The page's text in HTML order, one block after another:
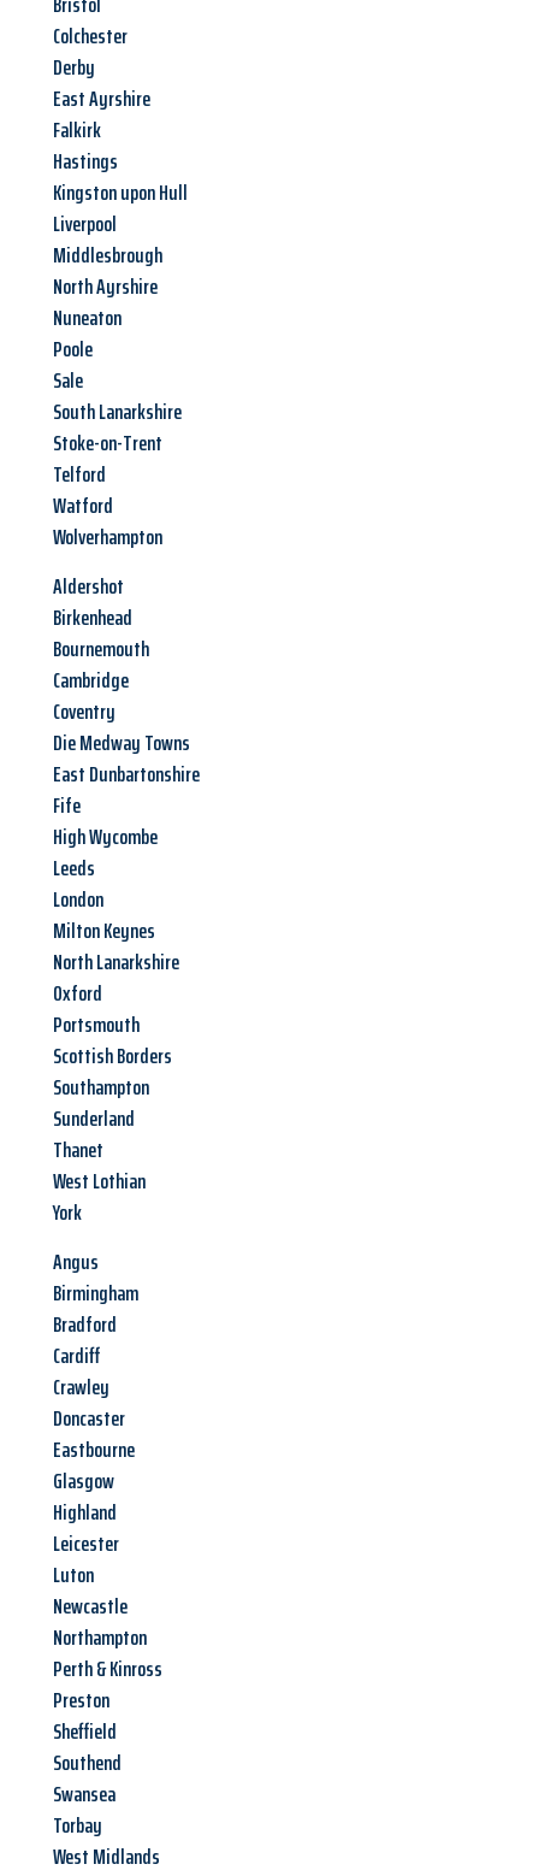
Colchester
Derby
East Ayrshire
Falkirk
Hastings
Kingston upon Hull
Liverpool
Middlesbrough
North Ayrshire
Nuneaton
Poole
Sale
South Lanarkshire
Stoke-on-Trent
Telford
Watford
Wolverhampton
Aldershot
Birkenhead
Bournemouth
Cambridge
Coventry
Die Medway Towns
East Dunbartonshire
Fife
High Wycombe
Leeds
London
Milton Keynes
North Lanarkshire
Oxford
Portsmouth
Scottish Borders
Southampton
Sunderland
Thanet
West Lothian
York
Angus
Birmingham
Bradford
Cardiff
Crawley
Doncaster
Eastbourne
Glasgow
Highland
Leicester
Luton
Newcastle
Northampton
Perth & Kinross
Preston
Sheffield
Southend
Swansea
Torbay
West Midlands